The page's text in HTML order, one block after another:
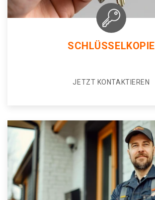
SCHLÜSSELKOPIE
JETZT KONTAKTIEREN